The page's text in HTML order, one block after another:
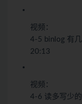
视频：
4-5 binlog 有
20:13
视频：
4-6 读多写少